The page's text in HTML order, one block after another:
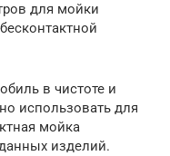
для мойки
в чистоте и
использовать для
мойка
изделий.